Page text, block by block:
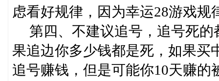
虑看好规律，因为幸运28游戏规
第四、不建议追号，追号死的
果追边你多少钱都是死，如果买
追号赚钱，但是可能你10天赚的